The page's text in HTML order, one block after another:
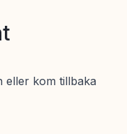
eller kom tillbaka